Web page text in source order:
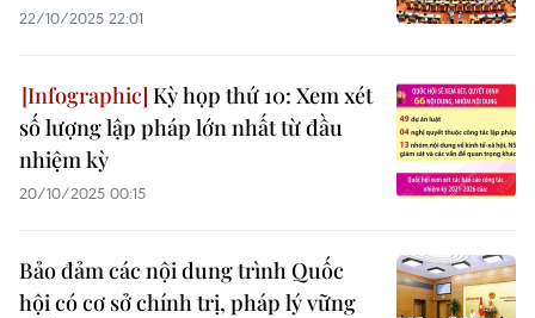
22/10/2025 22:01
Kỳ họp thứ 10: Xem xét
số lượng lập pháp lớn nhất từ đầu
nhiệm kỳ
20/10/2025 00:15
Bảo đảm các nội dung trình Quốc
hội có cơ sở chính trị, pháp lý vững